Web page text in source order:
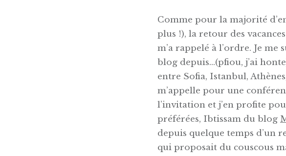
Comme pour la majorité
plus !), la retour des
m’a rappelé à l’ordre. Je me
blog depuis…(pfiou, j’ai
entre Sofia, Istanbul,
m’appelle pour une
l’invitation et j’en profite
préférées, Ibtissam du blog
depuis quelque temps d’un
qui proposait du couscous